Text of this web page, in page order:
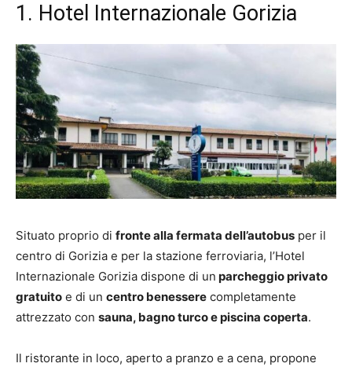
1. Hotel Internazionale Gorizia
Situato proprio di fronte alla fermata dell’autobus per il
centro di Gorizia e per la stazione ferroviaria, l’Hotel
Internazionale Gorizia dispone di un parcheggio privato
gratuito e di un centro benessere completamente
attrezzato con sauna, bagno turco e piscina coperta.
Il ristorante in loco, aperto a pranzo e a cena, propone